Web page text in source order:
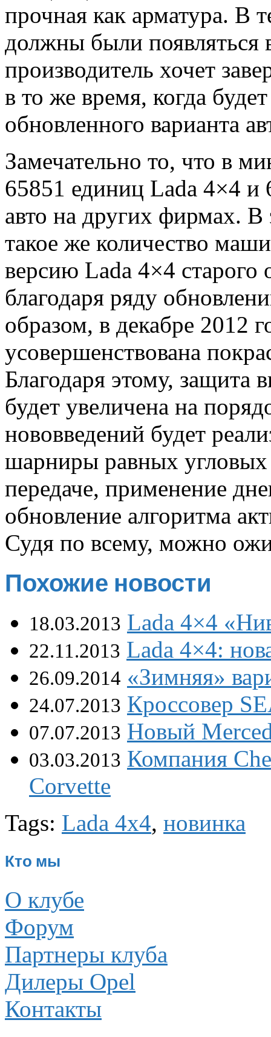
прочная как арматура. В
должны были появляться
производитель хочет
в то же время, когда
обновленного варианта
Замечательно то, что в
65851 единиц Lada 4×4 и
авто на других фирмах. В
такое же количество
версию Lada 4×4 старого
благодаря ряду
образом, в декабре 2012
усовершенствована
Благодаря этому, защита
будет увеличена на
нововведений будет
шарниры равных угловых
передаче, применение
обновление алгоритма
Судя по всему, можно
Похожие новости
18.03.2013 Lada 4×4
22.11.2013 Lada 4×4:
26.09.2014 «Зимняя»
24.07.2013 Кроссовер
07.07.2013 Новый
03.03.2013 Компания
Соrvеttе
Tags: Lada 4x4, новинка
Кто мы
О клубе
Форум
Партнеры клуба
Дилеры Opel
Контакты